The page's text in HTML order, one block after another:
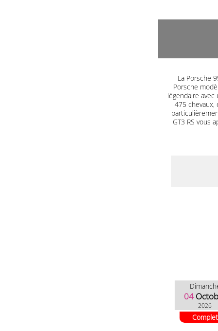
La Porsche
Porsche
légendaire
475
GT3 RS vous
04
2026
Complet